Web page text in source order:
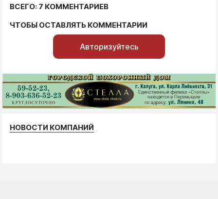
ВСЕГО: 7 КОММЕНТАРИЕВ
ЧТОБЫ ОСТАВЛЯТЬ КОММЕНТАРИИ
Авторизуйтесь
НОВОСТИ КОМПАНИЙ